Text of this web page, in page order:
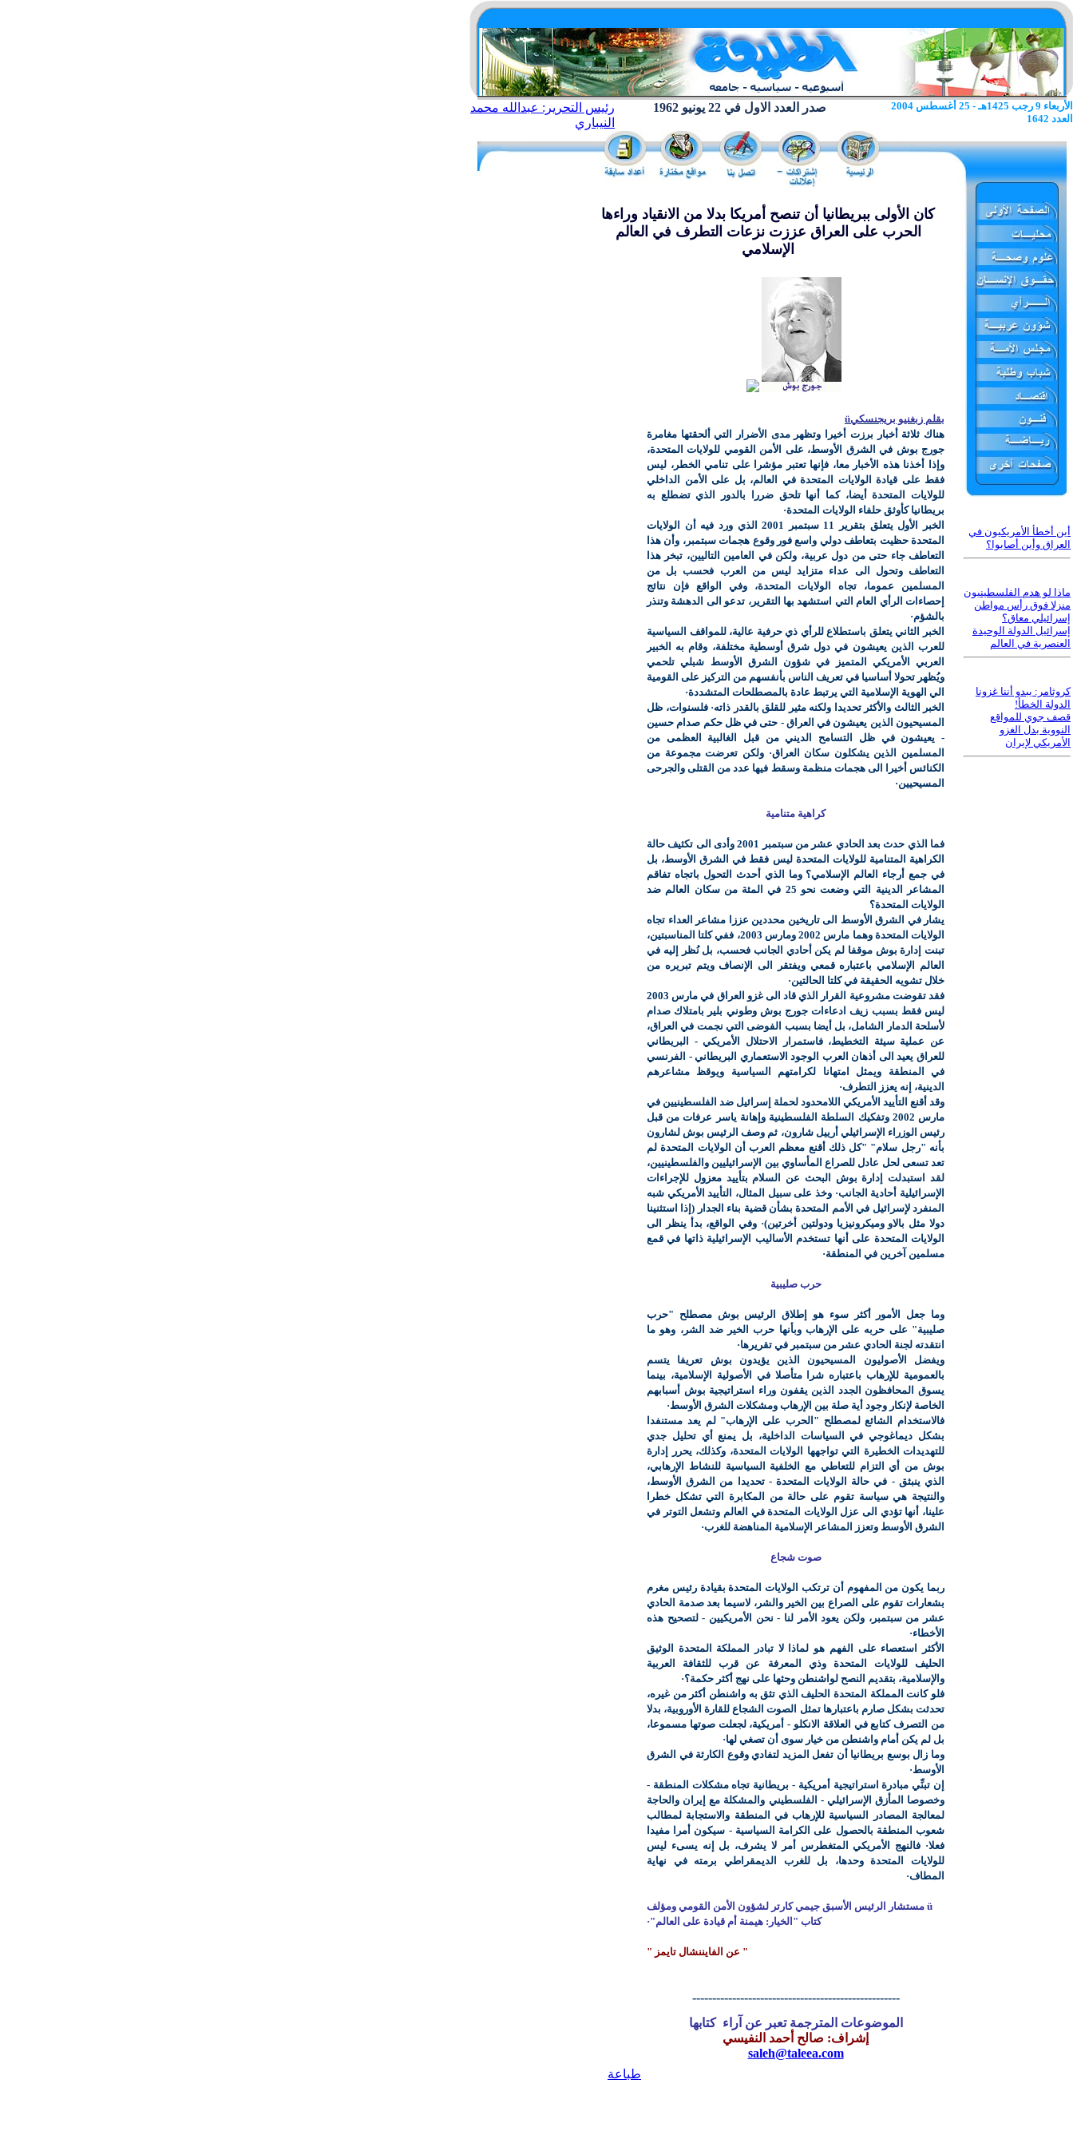
رئيس التحرير: عبدالله محمد
النيباري
صدر العدد الاول في 22 يونيو 1962
الأربعاء 9 رجب 1425هـ - 25 أغسطس 2004
العدد 1642
كان الأولى ببريطانيا أن تنصح أمريكا بدلا من الانقياد وراءها
الحرب على العراق عززت نزعات التطرف في العالم
الإسلامي
بقلم زبغنيو بريجنسكيü
هناك ثلاثة أخبار برزت أخيرا وتظهر مدى الأضرار التي ألحقتها مغامرة
جورج بوش في الشرق الأوسط، على الأمن القومي للولايات المتحدة،
وإذا أخذنا هذه الأخبار معا، فإنها تعتبر مؤشرا على تنامي الخطر، ليس
فقط على قيادة الولايات المتحدة في العالم، بل على الأمن الداخلي
للولايات المتحدة أيضا، كما أنها تلحق ضررا بالدور الذي تضطلع به
بريطانيا كأوثق حلفاء الولايات المتحدة·
الخبر الأول يتعلق بتقرير 11 سبتمبر 2001 الذي ورد فيه أن الولايات
المتحدة حظيت بتعاطف دولي واسع فور وقوع هجمات سبتمبر، وأن هذا
التعاطف جاء حتى من دول عربية، ولكن في العامين التاليين، تبخر هذا
التعاطف وتحول الى عداء متزايد ليس من العرب فحسب بل من
المسلمين عموما، تجاه الولايات المتحدة، وفي الواقع فإن نتائج
إحصاءات الرأي العام التي استشهد بها التقرير، تدعو الى الدهشة وتنذر
بالشؤم·
الخبر الثاني يتعلق باستطلاع للرأي ذي حرفية عالية، للمواقف السياسية
للعرب الذين يعيشون في دول شرق أوسطية مختلفة، وقام به الخبير
العربي الأمريكي المتميز في شؤون الشرق الأوسط شبلي تلحمي
ويُظهر تحولا أساسيا في تعريف الناس بأنفسهم من التركيز على القومية
الي الهوية الإسلامية التي يرتبط عادة بالمصطلحات المتشددة·
الخبر الثالث والأكثر تحديدا ولكنه مثير للقلق بالقدر ذاته· فلسنوات، ظل
المسيحيون الذين يعيشون في العراق - حتى في ظل حكم صدام حسين
- يعيشون في ظل التسامح الديني من قبل الغالبية العظمى من
المسلمين الذين يشكلون سكان العراق· ولكن تعرضت مجموعة من
الكنائس أخيرا الى هجمات منظمة وسقط فيها عدد من القتلى والجرحى
المسيحيين·
كراهية متنامية
فما الذي حدث بعد الحادي عشر من سبتمبر 2001 وأدى الى تكثيف حالة
الكراهية المتنامية للولايات المتحدة ليس فقط في الشرق الأوسط، بل
في جمع أرجاء العالم الإسلامي؟ وما الذي أحدث التحول باتجاه تفاقم
المشاعر الدينية التي وضعت نحو 25 في المئة من سكان العالم ضد
الولايات المتحدة؟
يشار في الشرق الأوسط الى تاريخين محددين عززا مشاعر العداء تجاه
الولايات المتحدة وهما مارس 2002 ومارس 2003، ففي كلتا المناسبتين،
تبنت إدارة بوش موقفا لم يكن أحادي الجانب فحسب، بل نُظر إليه في
العالم الإسلامي باعتباره قمعي ويفتقر الى الإنصاف ويتم تبريره من
خلال تشويه الحقيقة في كلتا الحالتين·
فقد تقوضت مشروعية القرار الذي قاد الى غزو العراق في مارس 2003
ليس فقط بسبب زيف ادعاءات جورج بوش وطوني بلير بامتلاك صدام
لأسلحة الدمار الشامل، بل أيضا بسبب الفوضى التي نجمت في العراق،
عن عملية سيئة التخطيط، فاستمرار الاحتلال الأمريكي - البريطاني
للعراق يعيد الى أذهان العرب الوجود الاستعماري البريطاني - الفرنسي
في المنطقة ويمثل امتهانا لكرامتهم السياسية ويوقظ مشاعرهم
الدينية، إنه يعزز التطرف·
وقد أقنع التأييد الأمريكي اللامحدود لحملة إسرائيل ضد الفلسطينيين في
مارس 2002 وتفكيك السلطة الفلسطينية وإهانة ياسر عرفات من قبل
رئيس الوزراء الإسرائيلي أرييل شارون، ثم وصف الرئيس بوش لشارون
بأنه "رجل سلام" "كل ذلك أقنع معظم العرب أن الولايات المتحدة لم
تعد تسعى لحل عادل للصراع المأساوي بين الإسرائيليين والفلسطينيين،
لقد استبدلت إدارة بوش البحث عن السلام بتأييد معزول للإجراءات
الإسرائيلية أحادية الجانب· وخذ على سبيل المثال، التأييد الأمريكي شبه
المنفرد لإسرائيل في الأمم المتحدة بشأن قضية بناء الجدار (إذا استثنينا
دولا مثل بالاو وميكرونيزيا ودولتين أخرتين)· وفي الواقع، بدأ ينظر الى
الولايات المتحدة على أنها تستخدم الأساليب الإسرائيلية ذاتها في قمع
مسلمين آخرين في المنطقة·
حرب صليبية
وما جعل الأمور أكثر سوء هو إطلاق الرئيس بوش مصطلح "حرب
صليبية" على حربه على الإرهاب وبأنها حرب الخير ضد الشر، وهو ما
انتقدته لجنة الحادي عشر من سبتمبر في تقريرها·
ويفضل الأصوليون المسيحيون الذين يؤيدون بوش تعريفا يتسم
بالعمومية للإرهاب باعتباره شرا متأصلا في الأصولية الإسلامية، بينما
يسوق المحافظون الجدد الذين يقفون وراء استراتيجية بوش أسبابهم
الخاصة لإنكار وجود أية صلة بين الإرهاب ومشكلات الشرق الأوسط·
فالاستخدام الشائع لمصطلح "الحرب على الإرهاب" لم يعد مستنفدا
بشكل ديماغوجي في السياسات الداخلية، بل يمنع أي تحليل جدي
للتهديدات الخطيرة التي تواجهها الولايات المتحدة، وكذلك، يحرر إدارة
بوش من أي التزام للتعاطي مع الخلفية السياسية للنشاط الإرهابي،
الذي ينبثق - في حالة الولايات المتحدة - تحديدا من الشرق الأوسط،
والنتيجة هي سياسة تقوم على حالة من المكابرة التي تشكل خطرا
علينا، أنها تؤدي الى عزل الولايات المتحدة في العالم وتشعل التوتر في
الشرق الأوسط وتعزز المشاعر الإسلامية المناهضة للغرب·
صوت شجاع
ربما يكون من المفهوم أن ترتكب الولايات المتحدة بقيادة رئيس مغرم
بشعارات تقوم على الصراع بين الخير والشر، لاسيما بعد صدمة الحادي
عشر من سبتمبر، ولكن يعود الأمر لنا - نحن الأمريكيين - لتصحيح هذه
الأخطاء·
الأكثر استعصاء على الفهم هو لماذا لا تبادر المملكة المتحدة الوثيق
الحليف للولايات المتحدة وذي المعرفة عن قرب للثقافة العربية
والإسلامية، بتقديم النصح لواشنطن وحثها على نهج أكثر حكمة؟·
فلو كانت المملكة المتحدة الحليف الذي تثق به واشنطن أكثر من غيره،
تحدثت بشكل صارم باعتبارها تمثل الصوت الشجاع للقارة الأوروبية، بدلا
من التصرف كتابع في العلاقة الانكلو - أمريكية، لجعلت صوتها مسموعا،
بل لم يكن أمام واشنطن من خيار سوى أن تصغي لها·
وما زال بوسع بريطانيا أن تفعل المزيد لتفادي وقوع الكارثة في الشرق
الأوسط·
إن تبنِّي مبادرة استراتيجية أمريكية - بريطانية تجاه مشكلات المنطقة -
وخصوصا المأزق الإسرائيلي - الفلسطيني والمشكلة مع إيران والحاجة
لمعالجة المصادر السياسية للإرهاب في المنطقة والاستجابة لمطالب
شعوب المنطقة بالحصول على الكرامة السياسية - سيكون أمرا مفيدا
فعلا· فالنهج الأمريكي المتغطرس أمر لا يشرف، بل إنه يسىء ليس
للولايات المتحدة وحدها، بل للغرب الديمقراطي برمته في نهاية
المطاف·
ü مستشار الرئيس الأسبق جيمي كارتر لشؤون الأمن القومي ومؤلف
كتاب "الخيار: هيمنة أم قيادة على العالم"·
" عن الفايننشال تايمز "
----------------------------------------------------
الموضوعات المترجمة تعبر عن آراء كتابها
إشراف: صالح أحمد النفيسي
saleh@taleea.com
طباعة
أين أخطأ الأمريكيون في
العراق وأين أصابوا؟
ماذا لو هدم الفلسطينيون
منزلا فوق رأس مواطن
إسرائيلي معاق؟
إسرائيل الدولة الوحيدة
العنصرية في العالم
كروثامر: يبدو أننا غزونا
الدولة الخطأ!
قصف جوي للمواقع
النووية بدل الغزو
الأمريكي لإيران